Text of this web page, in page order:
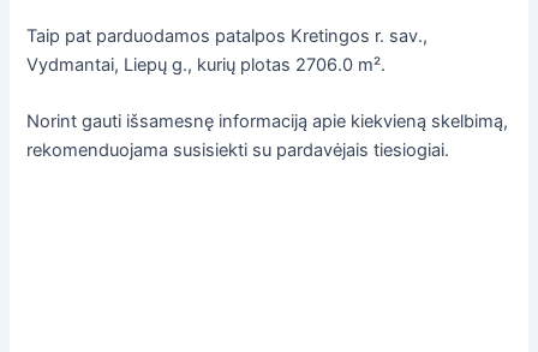
Taip pat parduodamos patalpos Kretingos r. sav.,
Vydmantai, Liepų g., kurių plotas 2706.0 m².
Norint gauti išsamesnę informaciją apie kiekvieną skelbimą,
rekomenduojama susisiekti su pardavėjais tiesiogiai.